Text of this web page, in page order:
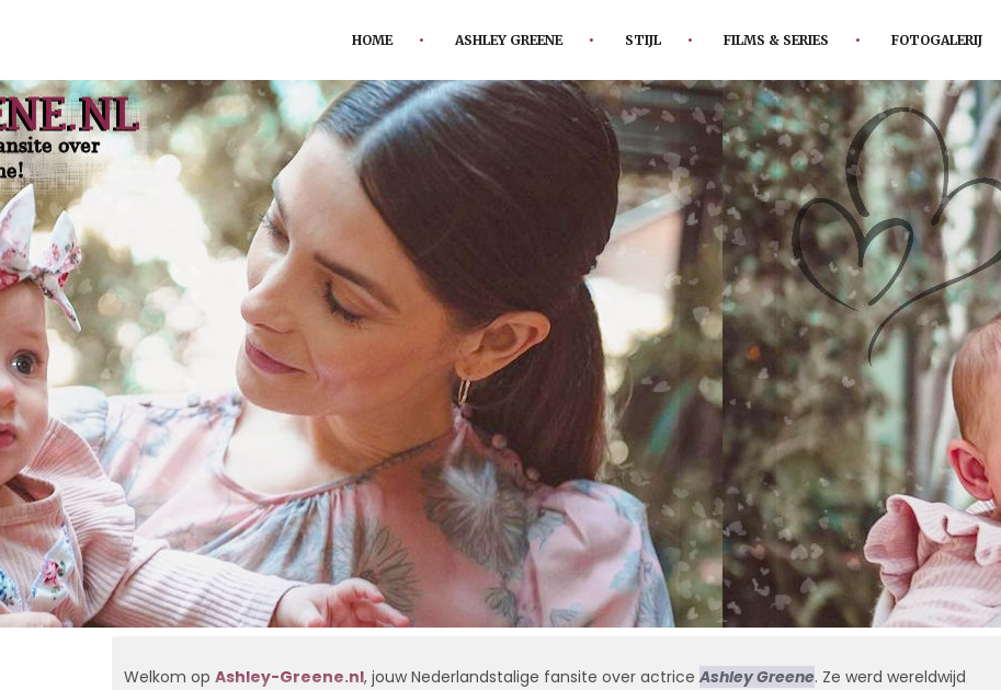
HOME ASHLEY GREENE STIJL FILMS & SERIES FOTOGALERIJ
Welkom op Ashley-Greene.nl, jouw Nederlandstalige fansite over actriceAshley Greene. Ze werd wereldwijd